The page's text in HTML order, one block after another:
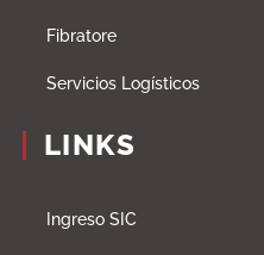
Fibratore
Servicios Logísticos
LINKS
Ingreso SIC